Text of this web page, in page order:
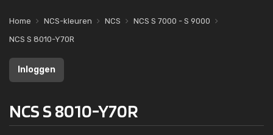
Home NCS-kleuren NCS
NCS S 7000 - S 9000
NCS S 8010-Y70R
Inloggen
NCS S 8010-Y70R